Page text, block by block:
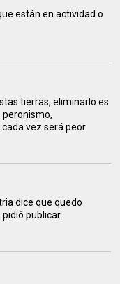
están en actividad o
tierras, eliminarlo es
peronismo,
vez será peor
dice que quedo
publicar.